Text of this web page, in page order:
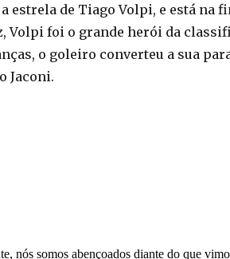
estrela de Tiago Volpi, e está na
Volpi foi o grande herói da
o goleiro converteu a sua
Jaconi.